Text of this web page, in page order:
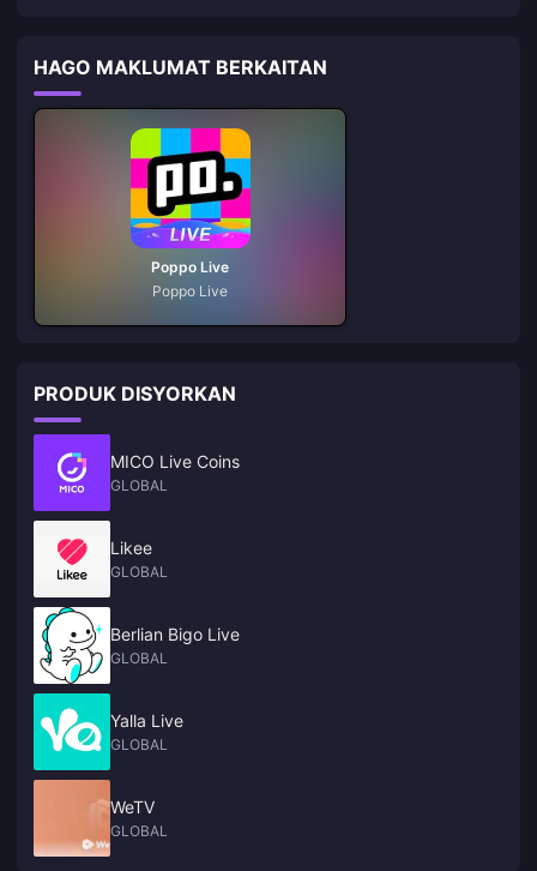
HAGO MAKLUMAT BERKAITAN
Poppo Live
Poppo Live
PRODUK DISYORKAN
MICO Live Coins
GLOBAL
Likee
GLOBAL
Berlian Bigo Live
GLOBAL
Yalla Live
GLOBAL
WeTV
GLOBAL